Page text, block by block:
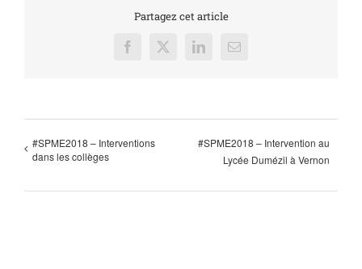
Partagez cet article
Facebook
X LinkedInEmail
#SPME2018 – Interventions
dans les collèges
#SPME2018 – Intervention au
Lycée Dumézil à Vernon